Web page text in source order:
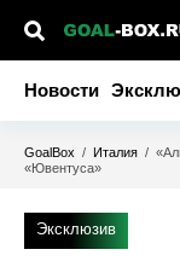
Новости
GoalBox / Италия /
«Ювентуса»
Эксклюзив